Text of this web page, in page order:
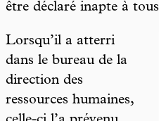
être déclaré inapte à
Lorsqu’il a atterri
dans le bureau de la
direction des
ressources humaines,